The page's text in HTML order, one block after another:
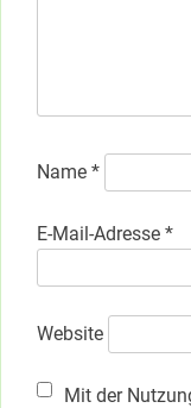
Name *
E-Mail-Adresse *
Website
Mit der